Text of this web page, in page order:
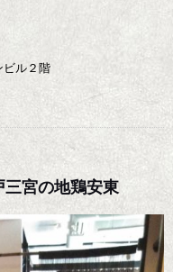
ビル２階
三宮の地鶏安東